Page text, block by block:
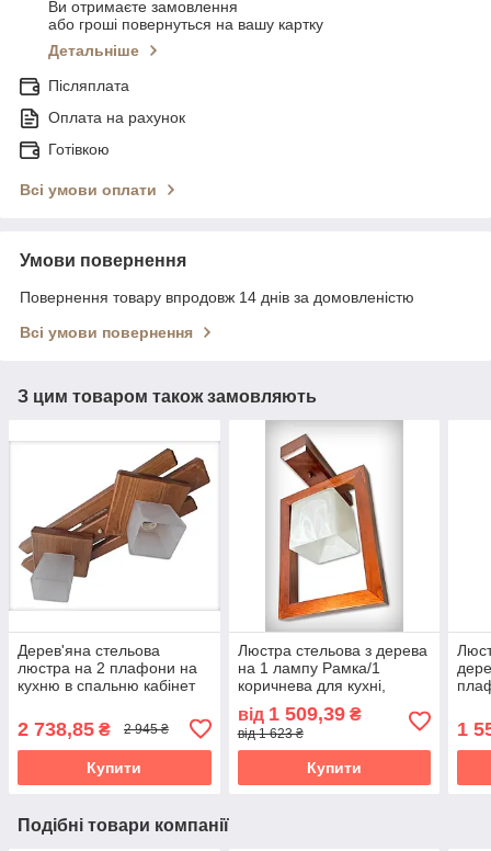
Ви отримаєте замовлення
або гроші повернуться на вашу картку
Детальніше
Післяплата
Оплата на рахунок
Готівкою
Всі умови оплати
Умови повернення
Повернення товару впродовж 14 днів за домовленістю
Всі умови повернення
З цим товаром також замовляють
Дерев'яна стельова
люстра на 2 плафони на
кухню в спальню кабінет
дуб сонома
2 738,85 ₴ 2 945 ₴
Купити
Люстра стельова з дерева
на 1 лампу Рамка/1
коричнева для кухні,
передпокою, гардеробної
від 1 509,39₴
від 1 623 ₴
Купити
1
Подібні товари компанії